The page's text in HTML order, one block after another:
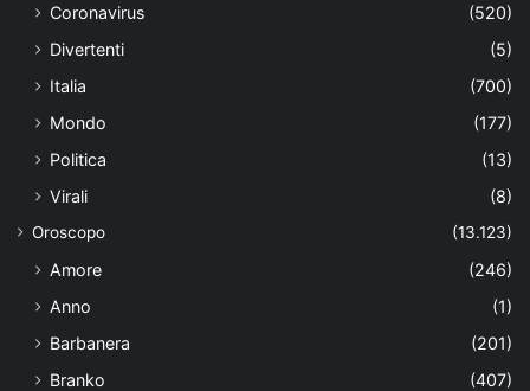
Coronavirus
(520)
Divertenti
(5)
Italia
(700)
Mondo
(177)
Politica
(13)
Virali
(8)
Oroscopo (13.123)
Amore
(246)
Anno
(1)
Barbanera
(201)
Branko
(407)